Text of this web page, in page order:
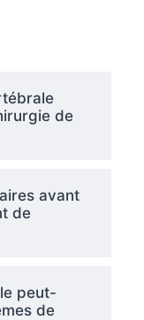
de
avant
de
peut-
de